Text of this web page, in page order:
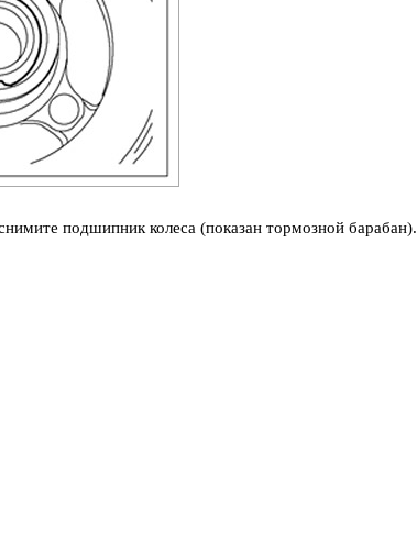
подшипник колеса (показан тормозной барабан).